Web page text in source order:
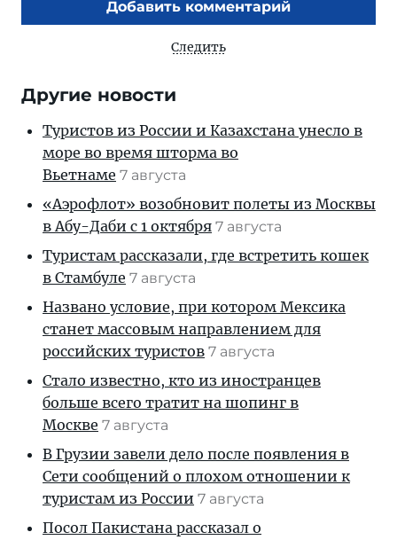
Добавить комментарий
Следить
Другие новости
Туристов из России и Казахстана унесло в
море во время шторма во
Вьетнаме 7 августа
«Аэрофлот» возобновит полеты из Москвы
в Абу-Даби с 1 октября 7 августа
Туристам рассказали, где встретить кошек
в Стамбуле 7 августа
Названо условие, при котором Мексика
станет массовым направлением для
российских туристов 7 августа
Стало известно, кто из иностранцев
больше всего тратит на шопинг в
Москве 7 августа
В Грузии завели дело после появления в
Сети сообщений о плохом отношении к
туристам из России 7 августа
Посол Пакистана рассказал о